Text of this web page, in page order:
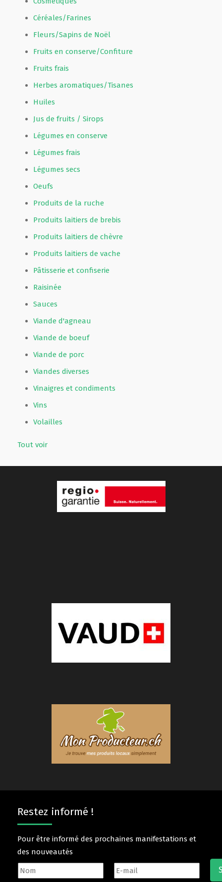
Céréales/Farines
Fleurs/Sapins de Noël
Fruits en conserve/Confiture
Fruits frais
Herbes aromatiques/Tisanes
Huiles
Jus de fruits / Sirops
Légumes en conserve
Légumes frais
Légumes secs
Oeufs
Produits de la ruche
Produits laitiers de brebis
Produits laitiers de chèvre
Produits laitiers de vache
Pâtisserie et confiserie
Raisinée
Sauces
Viande d'agneau
Viande de boeuf
Viande de porc
Viandes diverses
Vinaigres et condiments
Vins
Volailles
Tout voir
Restez informé !
Pour être informé des prochaines manifestations et
des nouveautés